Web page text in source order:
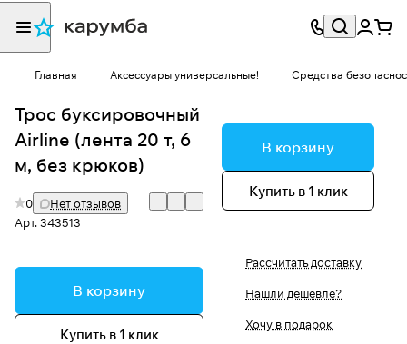
Главная Аксессуары универсальные! Средства
Трос буксировочный
Airline (лента 20 т, 6
м, без крюков)
0
Нет отзывов
Арт.343513
В корзину
Купить в 1 клик
В корзину
Купить в 1 клик
Рассчитать доставку
Нашли дешевле?
Хочу в подарок